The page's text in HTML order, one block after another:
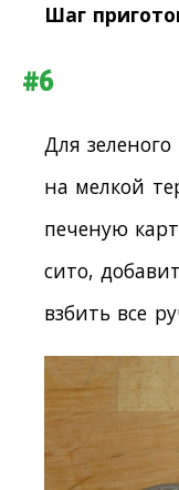
Шаг
#6
Для
на мелкой
печеную
сито,
взбить все